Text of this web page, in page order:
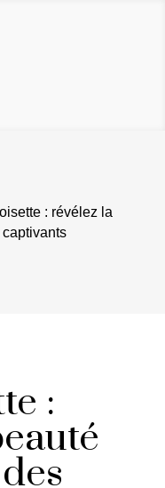
: révélez la
: